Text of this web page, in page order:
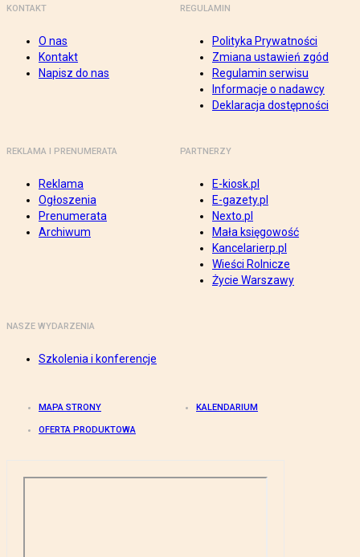
KONTAKT
O nas
Kontakt
Napisz do nas
REGULAMIN
Polityka Prywatności
Zmiana ustawień zgód
Regulamin serwisu
Informacje o nadawcy
Deklaracja dostępności
REKLAMA I PRENUMERATA
Reklama
Ogłoszenia
Prenumerata
Archiwum
PARTNERZY
E-kiosk.pl
E-gazety.pl
Nexto.pl
Mała księgowość
Kancelarierp.pl
Wieści Rolnicze
Życie Warszawy
NASZE WYDARZENIA
Szkolenia i konferencje
MAPA STRONY KALENDARIUM
OFERTA PRODUKTOWA